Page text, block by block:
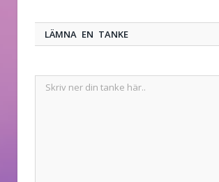
LÄMNA EN TANKE